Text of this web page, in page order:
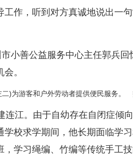
，听到对方真诚地说出一句
善公益服务中心主任郭兵回
。
二)为游客和户外劳动者提供便民服务。
江。由于自幼存在自闭症倾
校求学期间，他长期面临学
学习绳编、竹编等传统手工技